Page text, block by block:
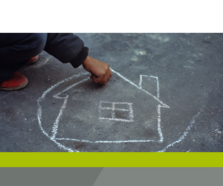
Dritte ist nicht gestattet. Die Urheberrechte liegen bei der
Baugenossenschaft Dormagen eG, es sei denn, ein anderer
Urheber ist angegeben, z.B. bei Bildern und Fotos von
Fotostock-Anbietern. In diesen Fällen wenden Sie sich bitte an
den jeweiligen Rechteinhaber, wenn Sie das Material
verwenden wollen.